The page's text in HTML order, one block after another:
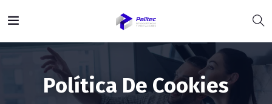
Política De Cookies